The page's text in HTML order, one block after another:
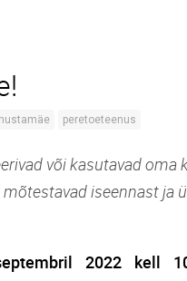
peretoeteenus
või kasutavad oma
iseennast ja
2022 kell